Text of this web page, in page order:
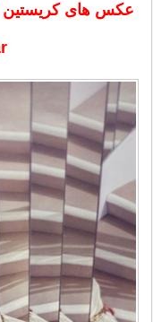
عکس های کریستین